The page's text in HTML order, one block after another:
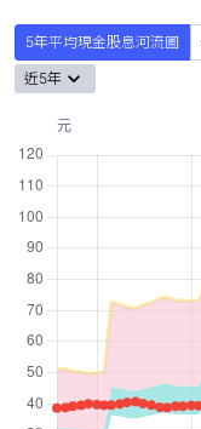
5年平均現金股息河流圖
近5年